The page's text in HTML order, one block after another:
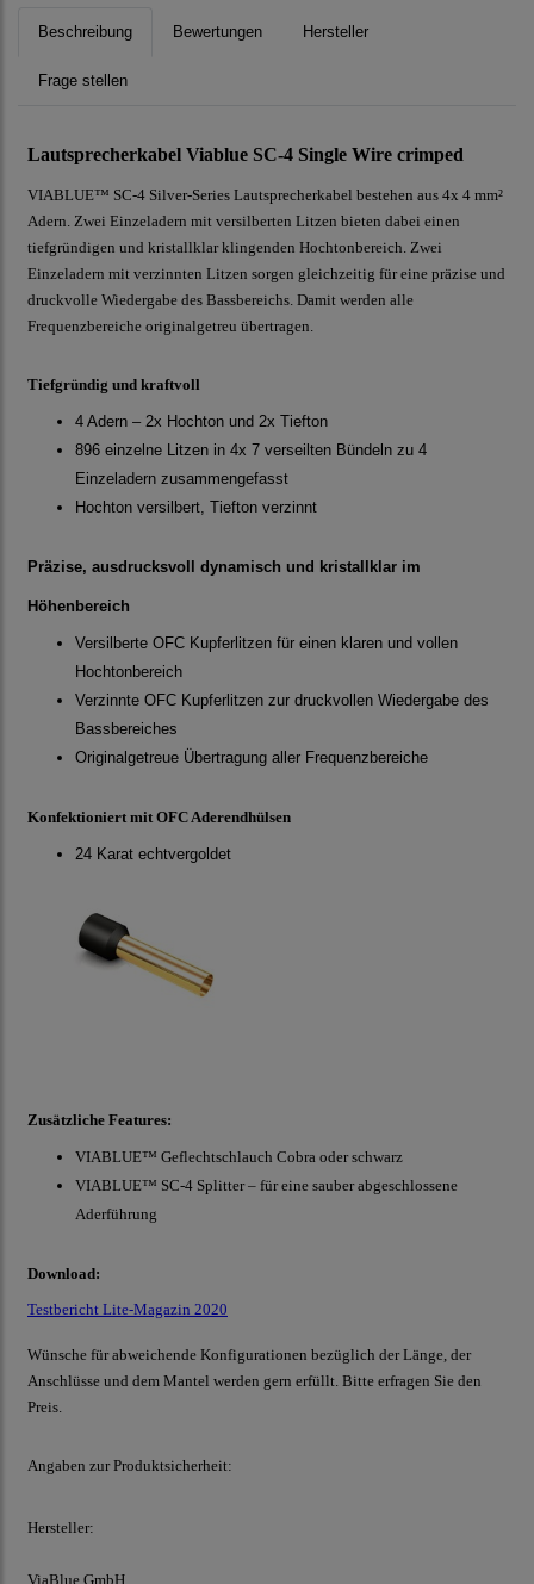
Beschreibung Bewertungen Hersteller
Frage stellen
Lautsprecherkabel Viablue SC-4 Single Wire crimped
VIABLUE™ SC-4 Silver-Series Lautsprecherkabel bestehen aus 4x 4 mm²
Adern. Zwei Einzeladern mit versilberten Litzen bieten dabei einen
tiefgründigen und kristallklar klingenden Hochtonbereich. Zwei
Einzeladern mit verzinnten Litzen sorgen gleichzeitig für eine präzise und
druckvolle Wiedergabe des Bassbereichs. Damit werden alle
Frequenzbereiche originalgetreu übertragen.
Tiefgründig und kraftvoll
4 Adern – 2x Hochton und 2x Tiefton
896 einzelne Litzen in 4x 7 verseilten Bündeln zu 4
Einzeladern zusammengefasst
Hochton versilbert, Tiefton verzinnt
Präzise, ausdrucksvoll dynamisch und kristallklar im
Höhenbereich
Versilberte OFC Kupferlitzen für einen klaren und vollen
Hochtonbereich
Verzinnte OFC Kupferlitzen zur druckvollen Wiedergabe des
Bassbereiches
Originalgetreue Übertragung aller Frequenzbereiche
Konfektioniert mit OFC Aderendhülsen
24 Karat echtvergoldet
Zusätzliche Features:
VIABLUE™ Geflechtschlauch Cobra oder schwarz
VIABLUE™ SC-4 Splitter – für eine sauber abgeschlossene
Aderführung
Download:
Testbericht Lite-Magazin 2020
Wünsche für abweichende Konfigurationen bezüglich der Länge, der
Anschlüsse und dem Mantel werden gern erfüllt. Bitte erfragen Sie den
Preis.
Angaben zur Produktsicherheit:
Hersteller:
ViaBlue GmbH